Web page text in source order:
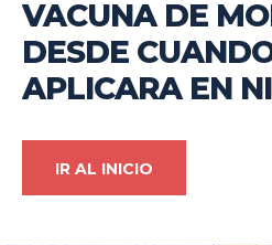
VACUNA DE
DESDE
APLICARA EN
IR AL INICIO